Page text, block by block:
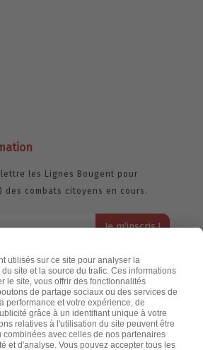
lettre les Lignes Bougent pour
des combats citoyens en cours.
notre politique de confidentialité,
cliquez ici.
Accueil
de confidentialité